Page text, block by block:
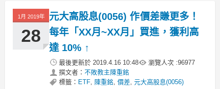
1月 2019年
28
元大高股息(0056) 作價差賺更多！
每年「XX月~XX月」買進，獲利高
達 10% ↑
最後更新於 2019.4.16 10:48 瀏覽人次 :96977
撰文者： 不敗教主陳重銘
標籤： ETF, 陳重銘, 價差, 元大高股息(0056)